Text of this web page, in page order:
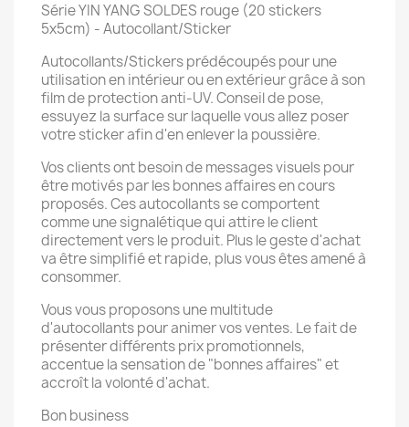
Série YIN YANG SOLDES rouge (20 stickers
5x5cm) - Autocollant/Sticker
Autocollants/Stickers prédécoupés pour une
utilisation en intérieur ou en extérieur grâce à son
film de protection anti-UV. Conseil de pose,
essuyez la surface sur laquelle vous allez poser
votre sticker afin d'en enlever la poussière.
Vos clients ont besoin de messages visuels pour
être motivés par les bonnes affaires en cours
proposés. Ces autocollants se comportent
comme une signalétique qui attire le client
directement vers le produit. Plus le geste d'achat
va être simplifié et rapide, plus vous êtes amené à
consommer.
Vous vous proposons une multitude
d'autocollants pour animer vos ventes. Le fait de
présenter différents prix promotionnels,
accentue la sensation de "bonnes affaires" et
accroît la volonté d'achat.
Bon business